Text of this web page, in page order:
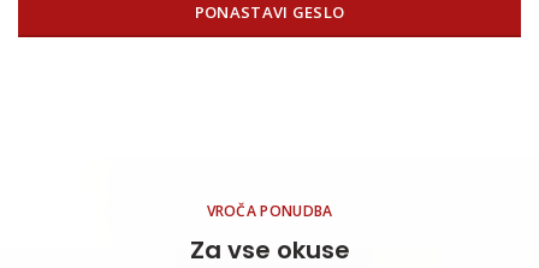
PONASTAVI GESLO
VROČA PONUDBA
Za vse okuse